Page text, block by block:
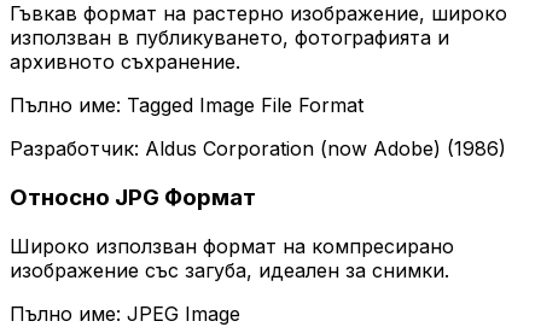
Гъвкав формат на растерно изображение, широко
използван в публикуването, фотографията и
архивното съхранение.
Пълно име: Tagged Image File Format
Разработчик: Aldus Corporation (now Adobe) (1986)
Относно JPG Формат
Широко използван формат на компресирано
изображение със загуба, идеален за снимки.
Пълно име: JPEG Image